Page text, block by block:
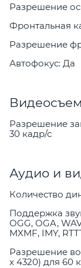
Разрешение
Фронтальная
Разрешение
Автофокус: Да
Разрешение
30 кадр/с
Аудио и
Количество
Поддержка
OGG, OGA,
MXMF, IMY,
Разрешение
x 4320) для 60